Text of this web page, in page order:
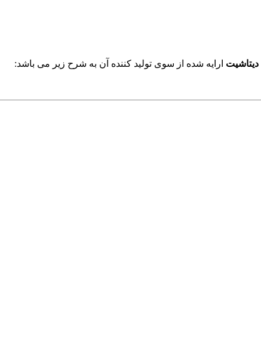
دیتاشیت ارایه شده از سوی تولید کننده آن به شرح زیر می باشد: